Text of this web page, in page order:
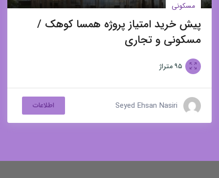
مسکونی
پیش خرید امتیاز پروژه همسا کوهک /
مسکونی و تجاری
۹۵متراژ
Seyed Ehsan Nasiri اطلاعات